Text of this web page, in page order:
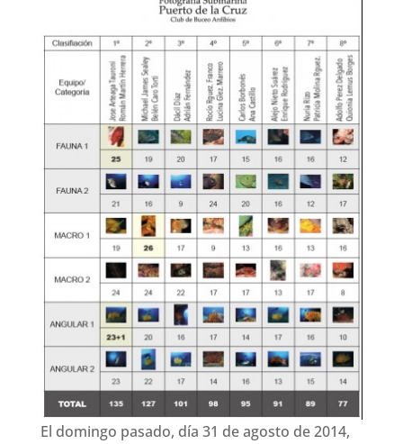
El domingo pasado, día 31 de agosto de 2014,